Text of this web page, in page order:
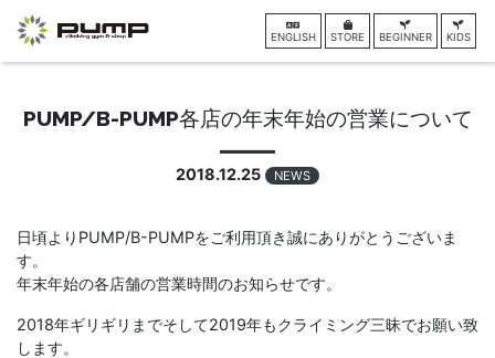
ENGLISH STORE BEGINNER KIDS
PUMP/B-PUMP各店の年末年始の営業について
2018.12.25 NEWS
日頃よりPUMP/B-PUMPをご利用頂き誠にありがとうございま
す。
年末年始の各店舗の営業時間のお知らせです。
2018年ギリギリまでそして2019年もクライミング三昧でお願い致
します。